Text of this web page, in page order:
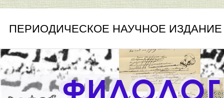
ПЕРИОДИЧЕСКОЕ НАУЧНОЕ ИЗДАНИЕ